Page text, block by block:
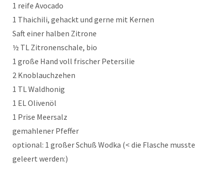
1 reife Avocado
1 Thaichili, gehackt und gerne mit Kernen
Saft einer halben Zitrone
½ TL Zitronenschale, bio
1 große Hand voll frischer Petersilie
2 Knoblauchzehen
1 TL Waldhonig
1 EL Olivenöl
1 Prise Meersalz
gemahlener Pfeffer
optional: 1 großer Schuß Wodka (< die Flasche musste
geleert werden:)